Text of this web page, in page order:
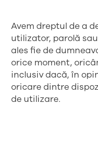
Avem dreptul de a
utilizator, parolă
ales fie de
orice moment,
inclusiv dacă, în
oricare dintre
de utilizare.